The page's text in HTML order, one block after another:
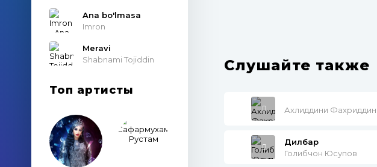
Ana bo'lmasa
Imron
Meravi
Shabnami Tojiddin
Топ артисты
Слушайте также
Ахлиддини Фахриддин
Дилбар
Голибчон Юсупов